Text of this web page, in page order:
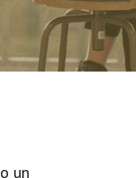
un